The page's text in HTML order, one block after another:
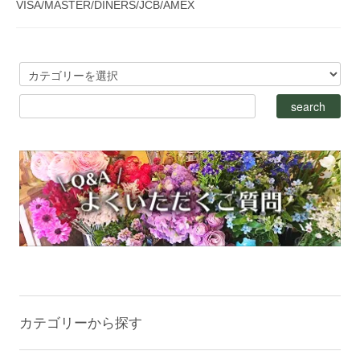
VISA/MASTER/DINERS/JCB/AMEX
カテゴリーから探す